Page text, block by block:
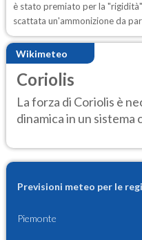
è stato premiato per la
scattata un'ammonizione da
Wikimeteo
Coriolis
La forza di Coriolis è
dinamica in un sistema
Previsioni meteo per le
Piemonte